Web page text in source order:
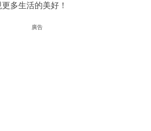
多生活的美好！
廣告